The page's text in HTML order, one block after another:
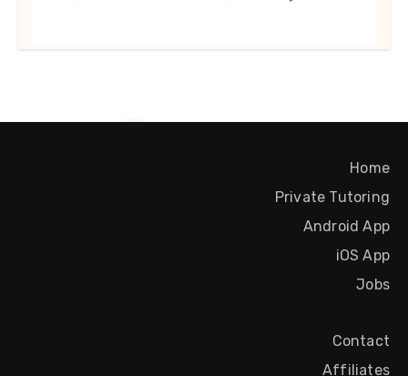
Home
Private Tutoring
Android App
iOS App
Jobs
Contact
Affiliates